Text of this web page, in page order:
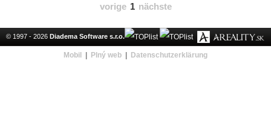
vorige 1 nächste
© 1997 - 2026 Diadema Software s.r.o.
Mobil | Plný web | Datenschutzerklärung